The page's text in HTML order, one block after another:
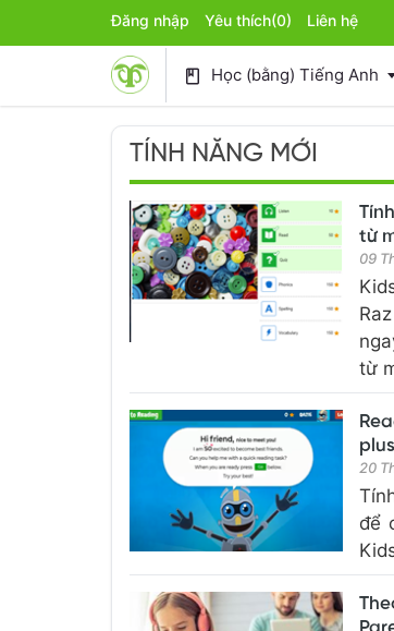
Đăng nhập Yêu thích(0) Liên hệ
book Học (bằng) Tiếng Anh
TÍNH NĂNG MỚI
từ
09
từ
20
để